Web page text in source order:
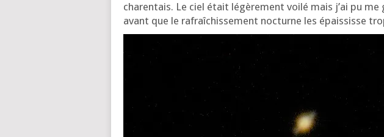
cha­ren­tais. Le ciel était légè­re­ment voi­lé mais j’ai pu me
avant que le rafraî­chis­se­ment noc­turne les épais­sisse